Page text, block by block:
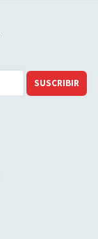
SUSCRIBIR